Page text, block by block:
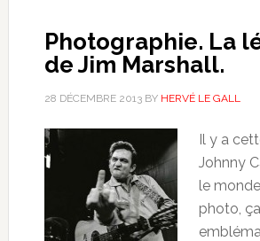
Photographie. La
de Jim Marshall.
28 DÉCEMBRE 2013BY HERVÉ LE GALL
Il y a
Johnny
le
photo,